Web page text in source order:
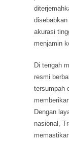
akurasi
menjamin
Di tengah
resmi
tersumpah
Dengan
nasional,